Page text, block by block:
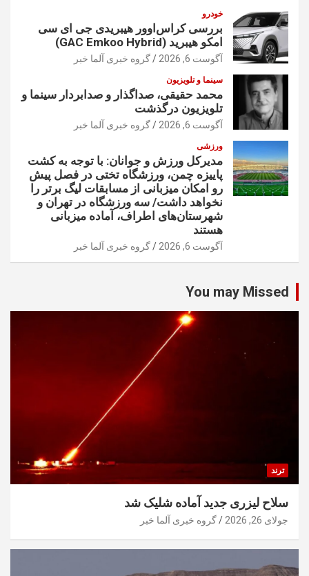
خودرو
بررسی کراس‌اوور هیبریدی جی ای سی
امکو هیبرید (GAC Emkoo Hybrid)
آگوست 6, 2026 گروه خبری آلما خبر
سینما و تلویزیون
محمد حقیقی، صداگذار و صدابردار سینما و
تلویزیون درگذشت
آگوست 6, 2026 گروه خبری آلما خبر
ورزشی
مدیرکل ورزش و جوانان: با توجه به کشت
پاییزه چمن، ورزشگاه تختی در فصل پیش
رو امکان میزبانی از مسابقات لیگ برتر را
نخواهد داشت/ سه ورزشگاه در تهران و
شهرستان‌های اطراف، آماده میزبانی
هستند
آگوست 6, 2026 گروه خبری آلما خبر
You may Missed
ترند
سلاح لیزری جدید آماده شلیک شد
جولای 26, 2026 گروه خبری آلما خبر